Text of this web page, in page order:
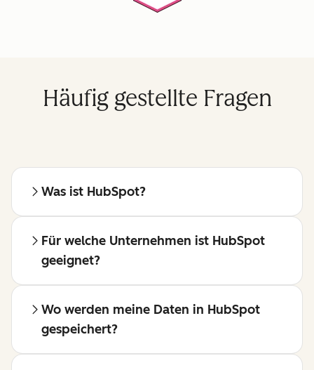
Häufig gestellte Fragen
Was ist HubSpot?
Für welche Unternehmen ist HubSpot
geeignet?
Wo werden meine Daten in HubSpot
gespeichert?